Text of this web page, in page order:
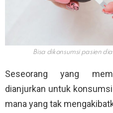
Bisa dikonsumsi pasien
Seseorang yang
dianjurkan untuk
mana yang tak